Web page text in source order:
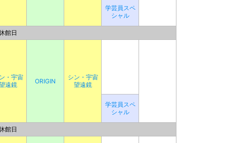
学芸員スペ
シャル
館日
・宇宙
遠鏡
ORIGIN
シン・宇宙
望遠鏡
学芸員スペ
シャル
館日